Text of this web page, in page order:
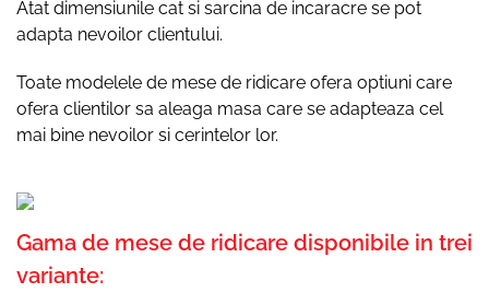
Atat dimensiunile cat si sarcina de incaracre se pot
adapta nevoilor clientului.
Toate modelele de mese de ridicare ofera optiuni care
ofera clientilor sa aleaga masa care se adapteaza cel
mai bine nevoilor si cerintelor lor.
Gama de mese de ridicare disponibile in trei
variante: